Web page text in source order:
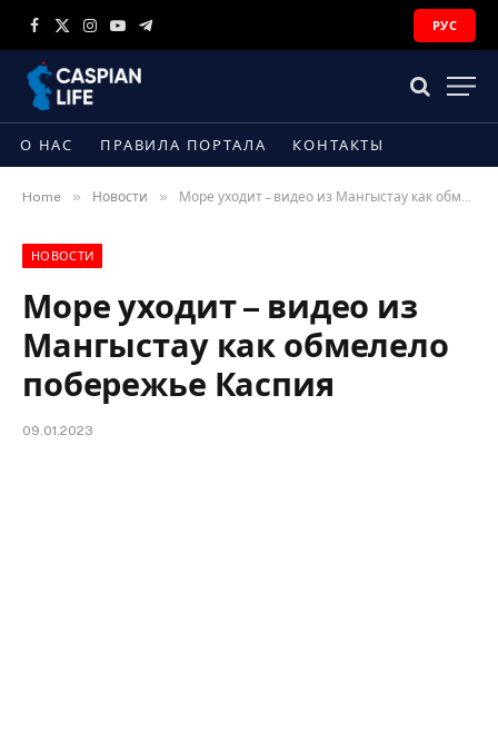
Facebook
X
Instagram
YouTubeTelegram
РУС
О НАС ПРАВИЛА ПОРТАЛА КОНТАКТЫ
Home » Новости » Море уходит – видео из Мангыстау как обмелело побережье Каспия
НОВОСТИ
Море уходит – видео из
Мангыстау как обмелело
побережье Каспия
09.01.2023